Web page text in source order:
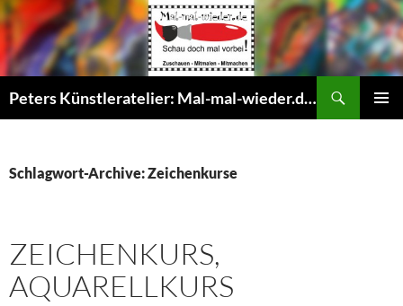
Peters Künstleratelier: Mal-mal-wieder.de – Offenes Maleratelier, Malkurse, Gruppenevents Malen für Senioren, Erwachsene und Kinder
Schlagwort-Archive: Zeichenkurse
ZEICHENKURS,
AQUARELLKURS